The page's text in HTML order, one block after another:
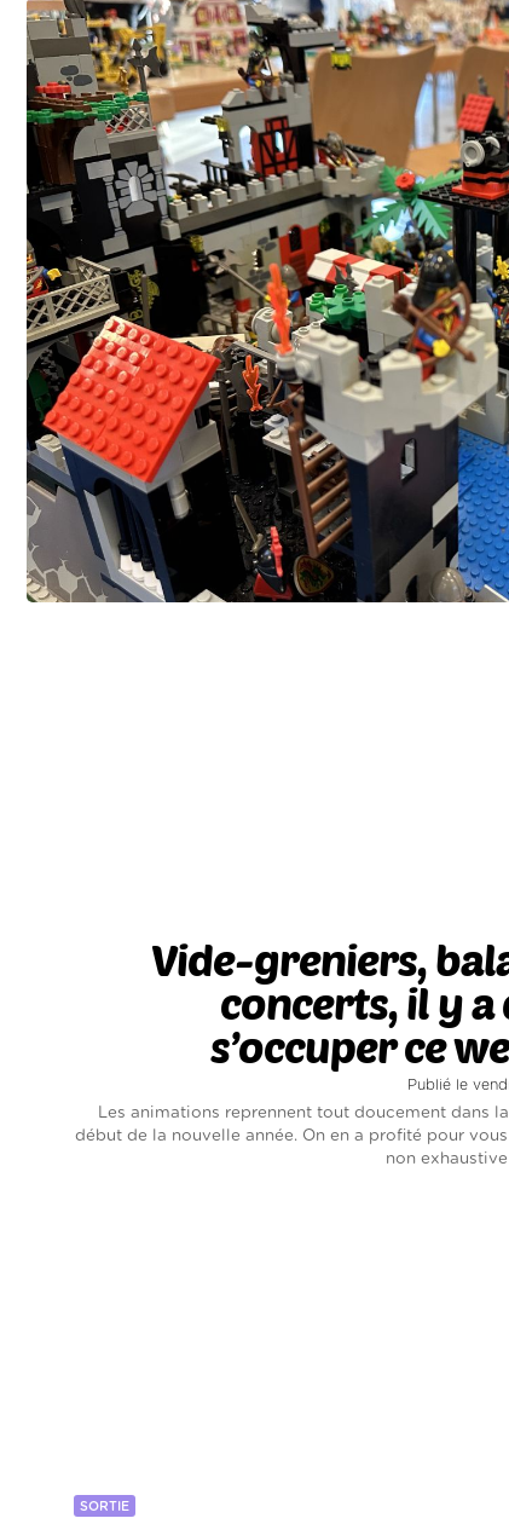
Vide-greniers,
concerts, il y a
s’occuper ce
Publié le
Les animations reprennent tout doucement dans
début de la nouvelle année. On en a profité pour
non
SORTIE